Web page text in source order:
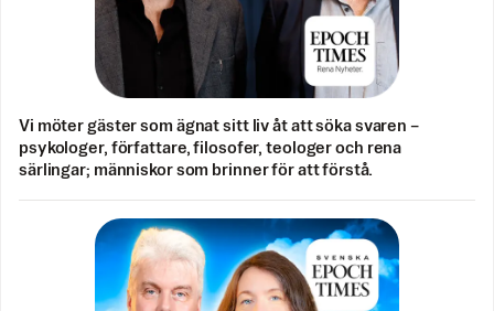
Vi möter gäster som ägnat sitt liv åt att söka svaren –
psykologer, författare, filosofer, teologer och rena
särlingar; människor som brinner för att förstå.